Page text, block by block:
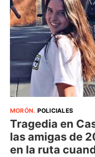
BUENOS AIRES
PROVINCIAS
ELECCIONES 2023
MORÓN. POLICIALES
Tragedia en
las amigas de
en la ruta